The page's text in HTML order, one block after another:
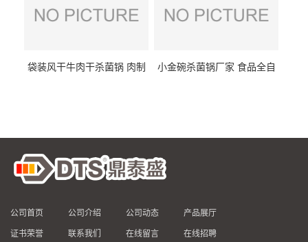
袋装风干牛肉干杀菌锅 肉制
小金碗杀菌锅厂家 食品全自
公司首页 公司介绍 公司动态 产品展厅
证书荣誉 联系我们 在线留言 在线招聘